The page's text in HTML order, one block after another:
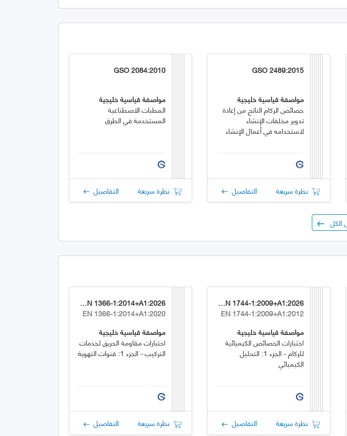
GSO 2489:2015
مواصفة قياسية خليجية
خصائص الركام الناتج من إعادة
تدوير مخلفات الإنشاء
لاستخدامه في أعمال الإنشاء
نظرة سريعة التفاصيل
GSO 2084:2010
مواصفة قياسية خليجية
المطبات الاصطناعية
المستخدمة في الطرق
نظرة سريعة التفاصيل
GSO EN 1744-1:2009+A1:2026
EN 1744-1:2009+A1:2012
مواصفة قياسية خليجية
اختبارات الخصائص الكيميائية
للركام - الجزء 1: التحليل
الكيميائي
نظرة سريعة التفاصيل
GSO EN 1366-1:2014+A1:2026
EN 1366-1:2014+A1:2020
مواصفة قياسية خليجية
اختبارات مقاومة الحريق لخدمات
التركيب - الجزء 1: قنوات التهوية
نظرة سريعة التفاصيل